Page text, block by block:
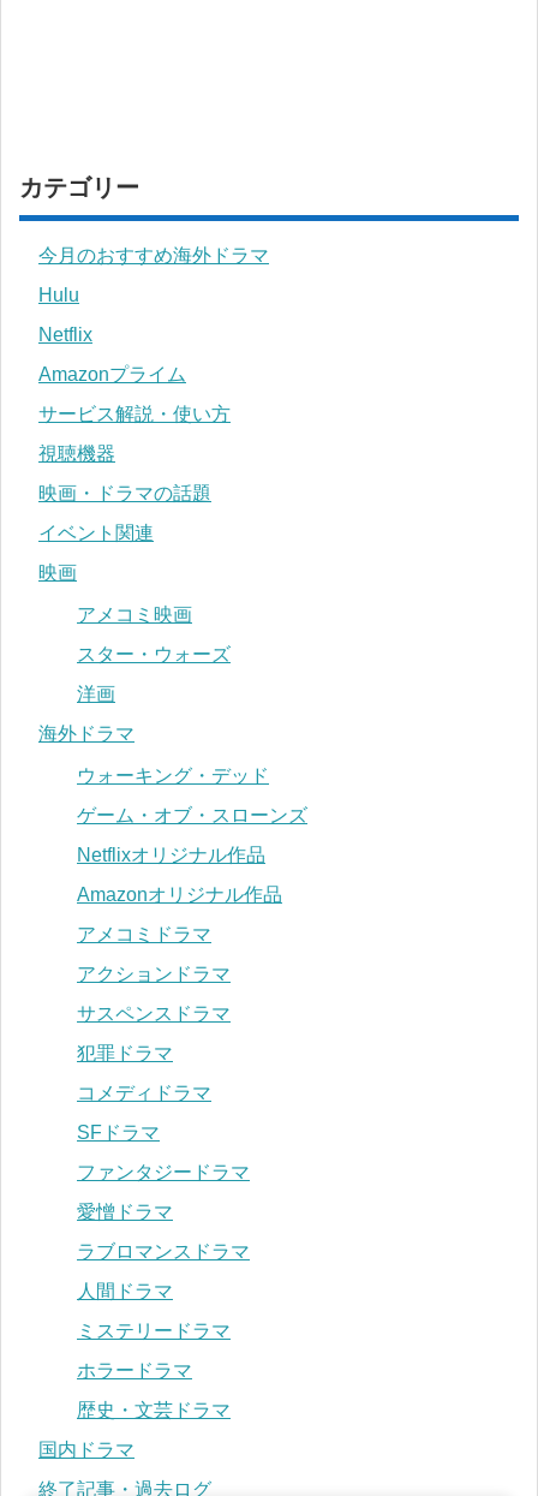
カテゴリー
今月のおすすめ海外ドラマ
Hulu
Netflix
Amazonプライム
サービス解説・使い方
視聴機器
映画・ドラマの話題
イベント関連
映画
アメコミ映画
スター・ウォーズ
洋画
海外ドラマ
ウォーキング・デッド
ゲーム・オブ・スローンズ
Netflixオリジナル作品
Amazonオリジナル作品
アメコミドラマ
アクションドラマ
サスペンスドラマ
犯罪ドラマ
コメディドラマ
SFドラマ
ファンタジードラマ
愛憎ドラマ
ラブロマンスドラマ
人間ドラマ
ミステリードラマ
ホラードラマ
歴史・文芸ドラマ
国内ドラマ
終了記事・過去ログ